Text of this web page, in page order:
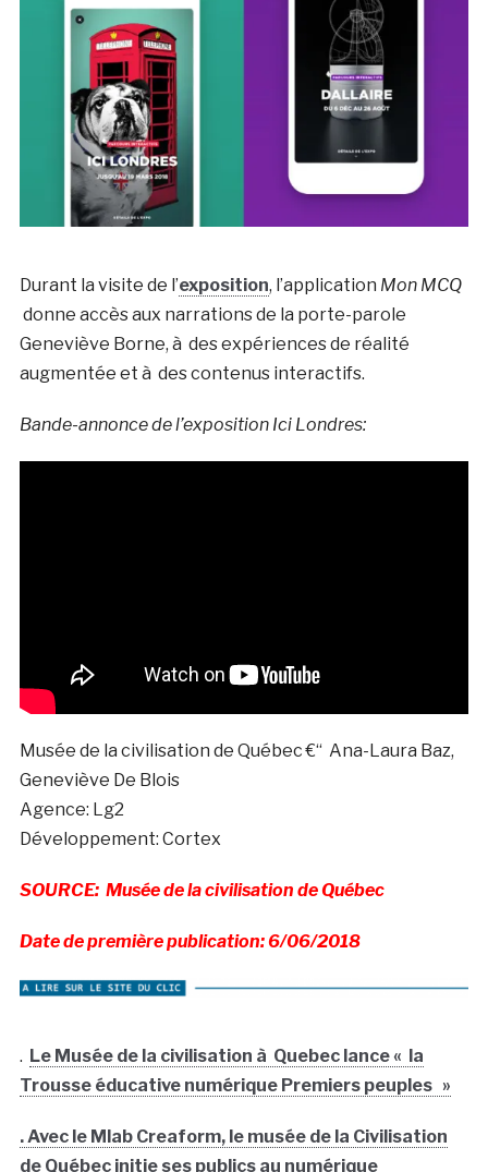
Durant la visite de l’exposition, l’application Mon MCQ
donne accès aux narrations de la porte-parole
Geneviève Borne, à des expériences de réalité
augmentée et à des contenus interactifs.
Bande-annonce de l’exposition Ici Londres:
Musée de la civilisation de Québec €“ Ana-Laura Baz,
Geneviève De Blois
Agence: Lg2
Développement: Cortex
SOURCE: Musée de la civilisation de Québec
Date de première publication: 6/06/2018
. Le Musée de la civilisation à Quebec lance « la
Trousse éducative numérique Premiers peuples »
. Avec le Mlab Creaform, le musée de la Civilisation
de Québec initie ses publics au numérique